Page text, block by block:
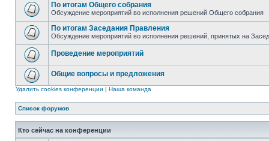
По итогам Общего собрания
Обсуждение мероприятий во исполнения решений Общего собрания
По итогам Заседания Правления
Обсуждение мероприятий во исполнения решений, принятых на
Проведение мероприятий
Общие вопросы и предложения
Удалить cookies конференции | Наша команда
Список форумов
Кто сейчас на конференции